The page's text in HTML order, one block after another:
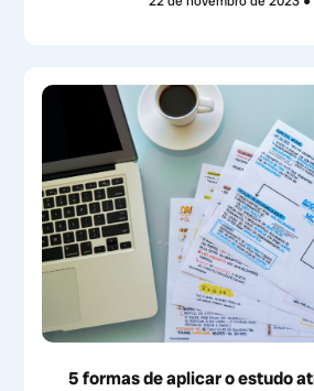
5 formas de aplicar o estudo